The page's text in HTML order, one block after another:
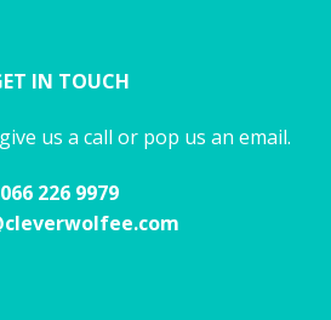
IN TOUCH
us a call or pop us an email.
066 226 9979